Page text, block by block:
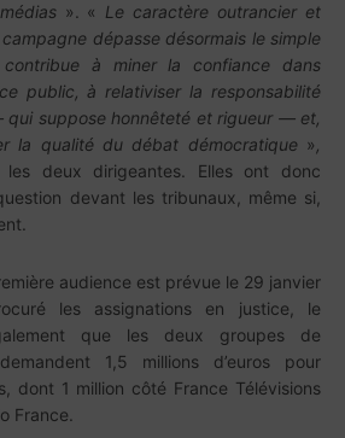
». « Le caractère outrancier et
dépasse désormais le simple
à miner la confiance dans
public, à relativiser la responsabilité
qui suppose honnêteté et rigueur — et,
la qualité du débat démocratique »
les deux dirigeantes. Elles ont donc
devant les tribunaux, même si,
audience est prévue le 29 janvier
les assignations en justice, le
que les deux groupes de
1,5 millions d’euros pour
dont 1 million côté France Télévisions
France.